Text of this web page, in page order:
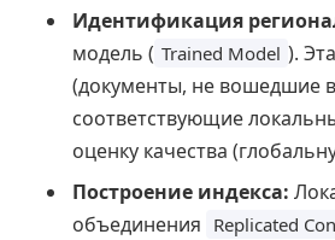
Идентификация
модель ( Trained Model ).
(документы, не вошедшие в
соответствующие
оценку качества
Построение индекса:
объединения Replicated